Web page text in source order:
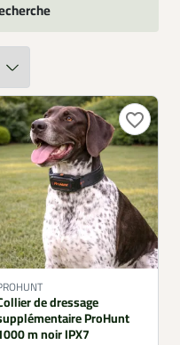
favorite_border
de dressage
ProHunt
m noir IPX7